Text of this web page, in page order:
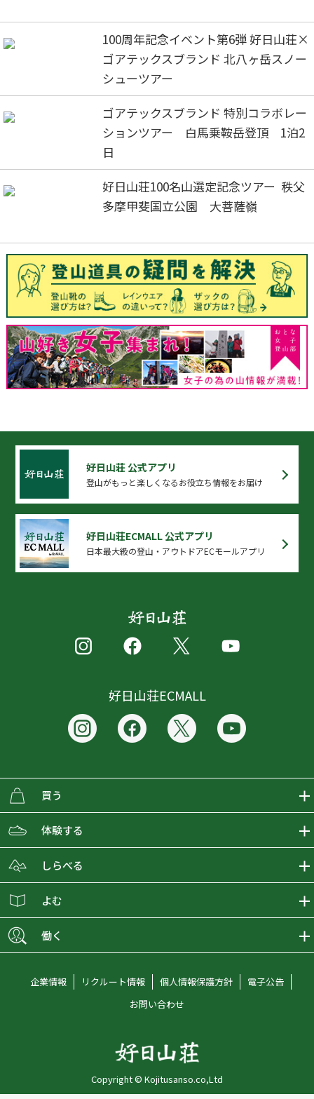
100周年記念イベント第6弾 好日山荘×
ゴアテックスブランド 北八ヶ岳スノー
シューツアー
ゴアテックスブランド 特別コラボレー
ションツアー 白馬乗鞍岳登頂 1泊2
日
好日山荘100名山選定記念ツアー 秩父
多摩甲斐国立公園 大菩薩嶺
好日山荘 公式アプリ
登山がもっと楽しくなるお役立ち情報をお届け
好日山荘ECMALL 公式アプリ
日本最大級の登山・アウトドアECモールアプリ
好日山荘ECMALL
買う
ECMALLの商品をさがす
取り扱いブランド一覧
ショップブログ
会員募集
体験する
おとな女子登山部
グラビティリサーチ
しらべる
登山レポート
オンラインコンシェルジュ
よむ
働く
アルバイト採用情報
社員メッセージ
企業情報 リクルート情報 個人情報保護方針
電子公告
お問い合わせ
Copyright © Kojitusanso.co,Ltd